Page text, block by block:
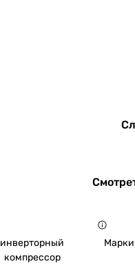
инверторный
компрессор